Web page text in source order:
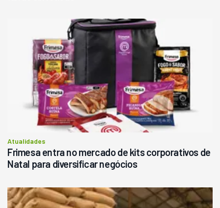
Atualidades
Frimesa entra no mercado de kits corporativos de
Natal para diversificar negócios